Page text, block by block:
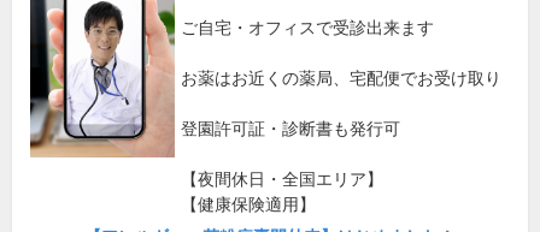
ご自宅・オフィスで受診出来ます
お薬はお近くの薬局、宅配便でお受け取り
登園許可証・診断書も発行可
【夜間休日・全国エリア】
【健康保険適用】